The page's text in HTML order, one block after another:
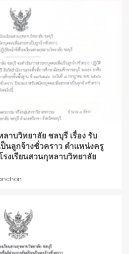
าบวิทยาลัย ชลบุรี เรื่อง รับ
นลูกจ้างชั่วคราว ตำแหน่งครู
งเรียนสวนกุหลาบวิทยาลัย